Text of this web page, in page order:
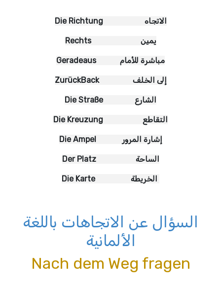
Die Richtung الاتجاه
Rechts يمين
Geradeaus مباشرة للأمام
ZurückBack إلى الخلف
Die Straße الشارع
Die Kreuzung التقاطع
Die Ampel إشارة المرور
Der Platz الساحة
السؤال عن الاتجاهات باللغة
الألمانية
Nach dem Weg fragen